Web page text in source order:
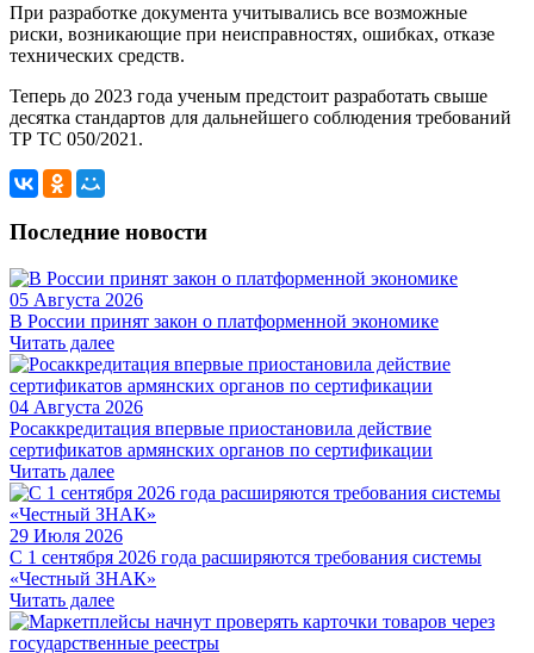
При разработке документа учитывались все возможные
риски, возникающие при неисправностях, ошибках, отказе
технических средств.
Теперь до 2023 года ученым предстоит разработать свыше
десятка стандартов для дальнейшего соблюдения требований
ТР ТС 050/2021.
Последние новости
05 Августа 2026
В России принят закон о платформенной экономике
Читать далее
04 Августа 2026
Росаккредитация впервые приостановила действие
сертификатов армянских органов по сертификации
Читать далее
29 Июля 2026
С 1 сентября 2026 года расширяются требования системы
«Честный ЗНАК»
Читать далее